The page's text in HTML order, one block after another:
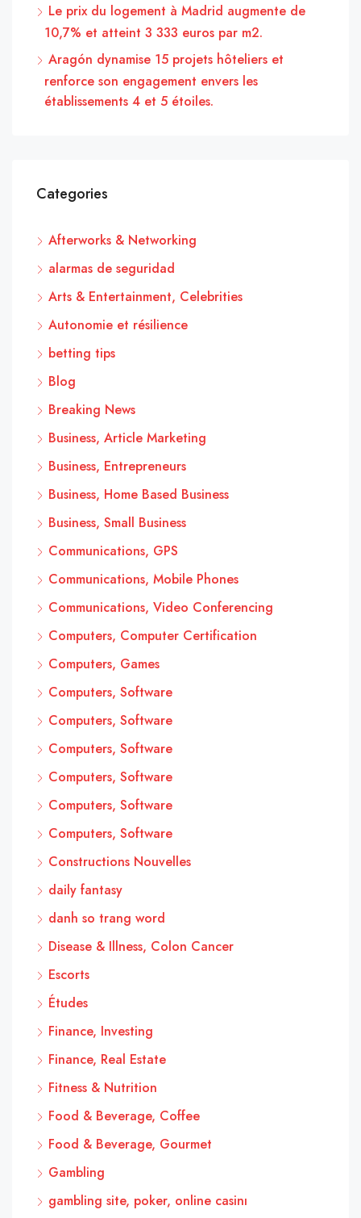
Le prix du logement à Madrid augmente de
10,7% et atteint 3 333 euros par m2.
Aragón dynamise 15 projets hôteliers et
renforce son engagement envers les
établissements 4 et 5 étoiles.
Categories
Afterworks & Networking
alarmas de seguridad
Arts & Entertainment, Celebrities
Autonomie et résilience
betting tips
Blog
Breaking News
Business, Article Marketing
Business, Entrepreneurs
Business, Home Based Business
Business, Small Business
Communications, GPS
Communications, Mobile Phones
Communications, Video Conferencing
Computers, Computer Certification
Computers, Games
Computers, Software
Computers, Software
Computers, Software
Computers, Software
Computers, Software
Computers, Software
Constructions Nouvelles
daily fantasy
danh so trang word
Disease & Illness, Colon Cancer
Escorts
Études
Finance, Investing
Finance, Real Estate
Fitness & Nutrition
Food & Beverage, Coffee
Food & Beverage, Gourmet
Gambling
gambling site, poker, online casinı